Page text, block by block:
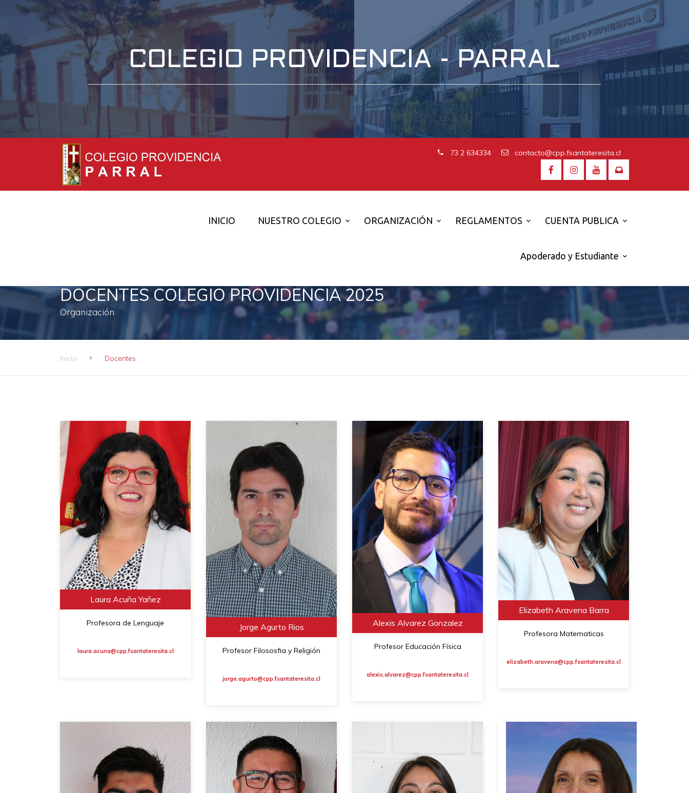
COLEGIO PROVIDENCIA - PARRAL
73 2 634334 contacto@cpp.fsantateresita.cl
INICIO NUESTRO COLEGIO ORGANIZACIÓN REGLAMENTOS CUENTA PUBLICA
Apoderado y Estudiante
DOCENTES COLEGIO PROVIDENCIA 2025
Organización
Inicio Docentes
Laura Acuña Yañez
Profesora de Lenguaje
laura.acuna@cpp.fsantateresita.cl
Jorge Agurto Rios
Profesor Filososfia y Religión
jorge.agurto@cpp.fsantateresita.cl
Alexis Alvarez Gonzalez
Profesor Educación Física
alexis.alvarez@cpp.fsantateresita.cl
Elizabeth Aravena Barra
Profesora Matematicas
elizabeth.aravena@cpp.fsantateresita.cl